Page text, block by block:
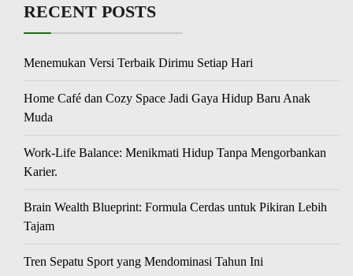
RECENT POSTS
Menemukan Versi Terbaik Dirimu Setiap Hari
Home Café dan Cozy Space Jadi Gaya Hidup Baru Anak
Muda
Work-Life Balance: Menikmati Hidup Tanpa Mengorbankan
Karier.
Brain Wealth Blueprint: Formula Cerdas untuk Pikiran Lebih
Tajam
Tren Sepatu Sport yang Mendominasi Tahun Ini